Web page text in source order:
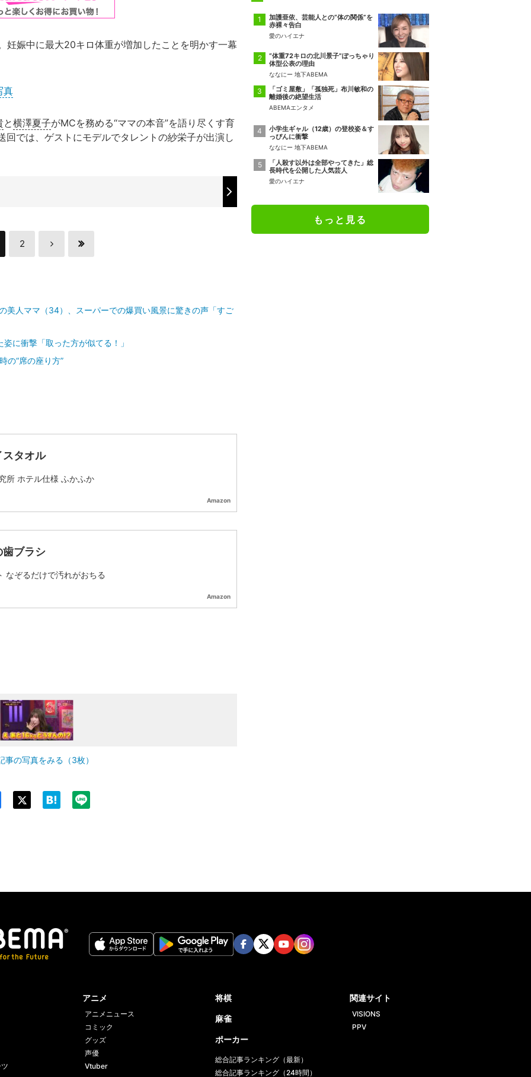
妊娠中に最大20キロ体重が増加したことを明かす一幕
真
と横澤夏子がMCを務める“ママの本音”を語り尽くす育
回では、ゲストにモデルでタレントの紗栄子が出演し
2
美人ママ（34）、スーパーでの爆買い風景に驚きの声「すご
に衝撃「取った方が似てる！」
の“席の座り方”
スタオル
所 ホテル仕様 ふかふか
Amazon
歯ブラシ
なぞるだけで汚れがおちる
Amazon
事の写真をみる（3枚）
加護亜依、芸能人との“体の関係”を
赤裸々告白
愛のハイエナ
“体重72キロの北川景子”ぽっちゃり
体型公表の理由
ななにー 地下ABEMA
「ゴミ屋敷」「孤独死」布川敏和の
離婚後の絶望生活
ABEMAエンタメ
小学生ギャル（12歳）の登校姿＆す
っぴんに衝撃
ななにー 地下ABEMA
「人殺す以外は全部やってきた」総
長時代を公開した人気芸人
愛のハイエナ
もっと見る
アニメ
アニメニュース
コミック
グッズ
声優
Vtuber
将棋
麻雀
ポーカー
総合記事ランキング（最新）
総合記事ランキング（24時間）
関連サイト
VISIONS
PPV